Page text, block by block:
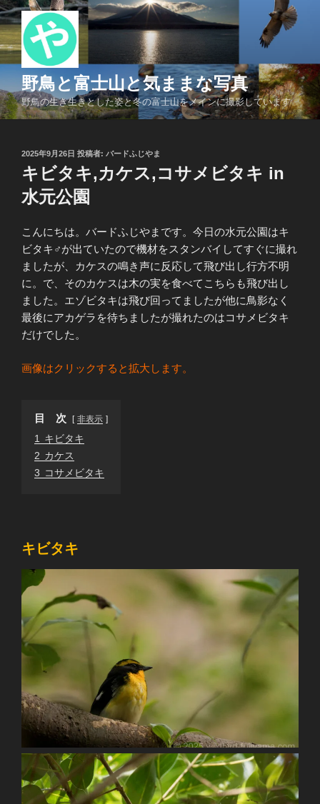
コ
ン
テ
へ
ス
野鳥と富士山と気ままな写真
野鳥の生き生きとした姿と冬の富士山をメインに撮影しています
投
稿
日:
2025年9月26日 投稿者: バードふじやま
キビタキ,カケス,コサメビタキ in
水元公園
こんにちは。バードふじやまです。今日の水元公園はキ
ビタキ♂が出ていたので機材をスタンバイしてすぐに撮れ
ましたが、カケスの鳴き声に反応して飛び出し行方不明
に。で、そのカケスは木の実を食べてこちらも飛び出し
ました。エゾビタキは飛び回ってましたが他に鳥影なく
最後にアカゲラを待ちましたが撮れたのはコサメビタキ
だけでした。
画像はクリックすると拡大します。
目 次 非表示
1
キビタキ
2 カケス
3 コサメビタキ
キビタキ